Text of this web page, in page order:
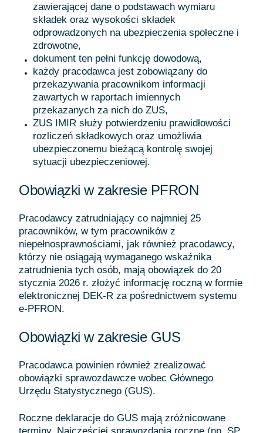
zawierającej dane o podstawach wymiaru
składek oraz wysokości składek
odprowadzonych na ubezpieczenia społeczne i
zdrowotne,
dokument ten pełni funkcję dowodową,
każdy pracodawca jest zobowiązany do
przekazywania pracownikom informacji
zawartych w raportach imiennych
przekazanych za nich do ZUS,
ZUS IMIR służy potwierdzeniu prawidłowości
rozliczeń składkowych oraz umożliwia
ubezpieczonemu bieżącą kontrolę swojej
sytuacji ubezpieczeniowej.
Obowiązki w zakresie PFRON
Pracodawcy zatrudniający co najmniej 25
pracowników, w tym pracowników z
niepełnosprawnościami, jak również pracodawcy,
którzy nie osiągają wymaganego wskaźnika
zatrudnienia tych osób, mają obowiązek do 20
stycznia 2026 r. złożyć informację roczną w formie
elektronicznej DEK-R za pośrednictwem systemu
e-PFRON.
Obowiązki w zakresie GUS
Pracodawca powinien również zrealizować
obowiązki sprawozdawcze wobec Głównego
Urzędu Statystycznego (GUS).
Roczne deklaracje do GUS mają zróżnicowane